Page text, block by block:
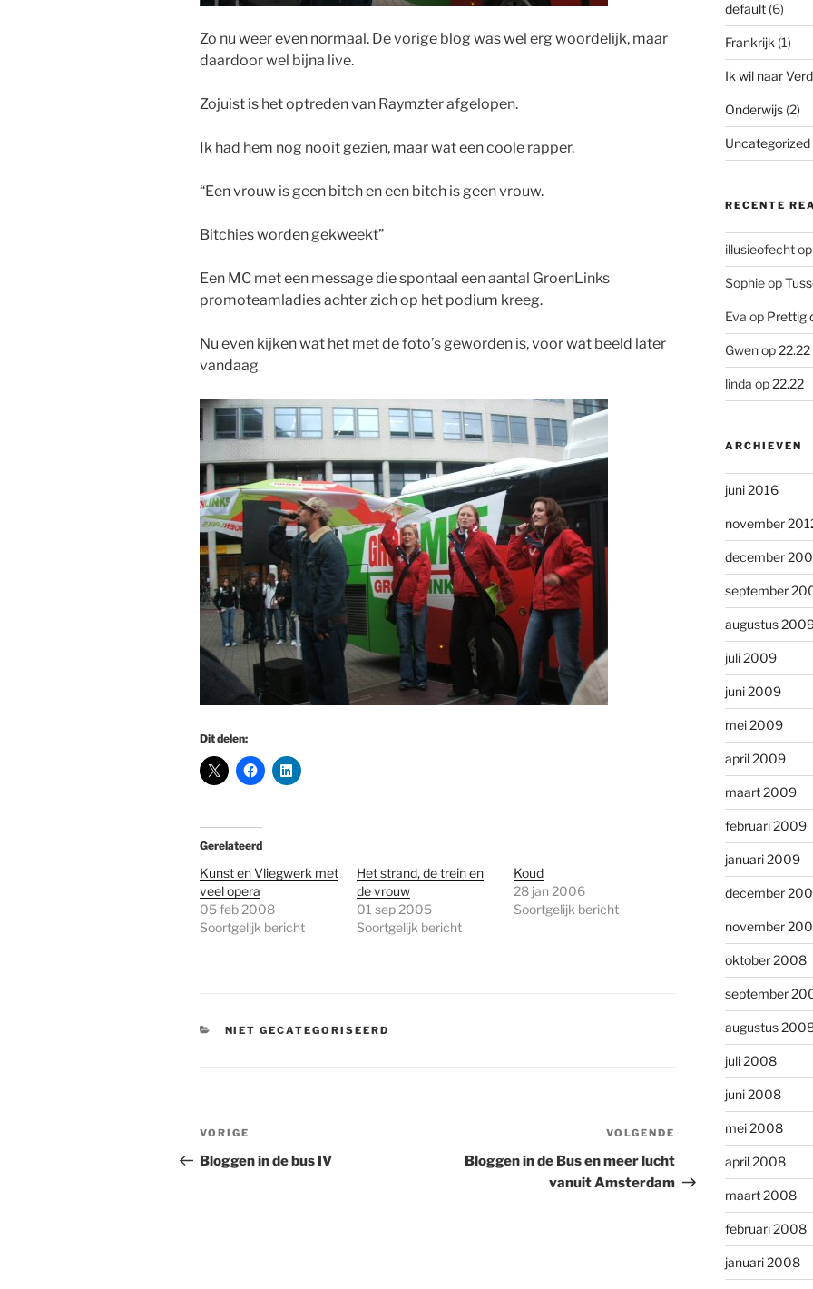
Zo nu weer even normaal. De vorige blog was wel erg woordelijk, maar
daardoor wel bijna live.
Zojuist is het optreden van Raymzter afgelopen.
Ik had hem nog nooit gezien, maar wat een coole rapper.
“Een vrouw is geen bitch en een bitch is geen vrouw.
Bitchies worden gekweekt”
Een MC met een message die spontaal een aantal GroenLinks
promoteamladies achter zich op het podium kreeg.
Nu even kijken wat het met de foto’s geworden is, voor wat beeld later
vandaag
Dit delen:
Gerelateerd
Kunst en Vliegwerk met
veel opera
05 feb 2008
Soortgelijk bericht
Het strand, de trein en
de vrouw
01 sep 2005
Soortgelijk bericht
Koud
28 jan 2006
Soortgelijk bericht
CATEGORIEËN
NIET GECATEGORISEERD
Bericht
navigatie
Vorig
bericht
VORIGE
Bloggen in de bus IV
Volgend
bericht
VOLGENDE
Bloggen in de Bus en meer lucht
vanuit Amsterdam
default(6)
Frankrijk (1)
Ik wil naar
Onderwijs(2)
Uncategorized
RECENTE
illusieofechtop
Sophieop
Eva op Prettig
Gwenop22.22
linda op22.22
ARCHIEVEN
juni 2016
november
december
september
augustus
juli 2009
juni 2009
mei 2009
april 2009
maart 2009
februari 2009
januari 2009
december
november
oktober 2008
september
augustus
juli 2008
juni 2008
mei 2008
april 2008
maart 2008
februari 2008
januari 2008